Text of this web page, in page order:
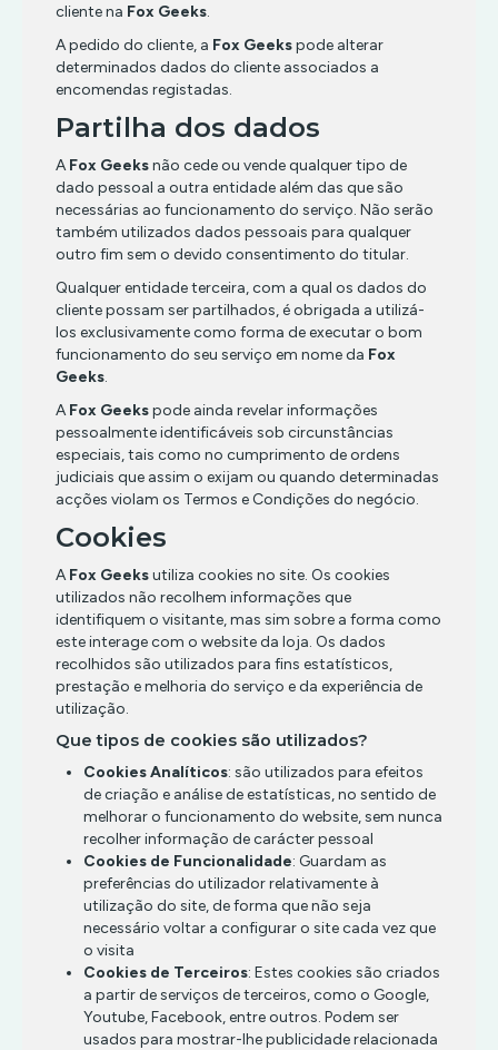
cliente na Fox Geeks.
A pedido do cliente, a Fox Geekspode alterar
determinados dados do cliente associados a
encomendas registadas.
Partilha dos dados
AFox Geeksnão cede ou vende qualquer tipo de
dado pessoal a outra entidade além das que são
necessárias ao funcionamento do serviço. Não serão
também utilizados dados pessoais para qualquer
outro fim sem o devido consentimento do titular.
Qualquer entidade terceira, com a qual os dados do
cliente possam ser partilhados, é obrigada a utilizá-
los exclusivamente como forma de executar o bom
funcionamento do seu serviço em nome da Fox
Geeks.
AFox Geekspode ainda revelar informações
pessoalmente identificáveis ​​sob circunstâncias
especiais, tais como no cumprimento de ordens
judiciais que assim o exijam ou quando determinadas
acções violam os Termos e Condições do negócio.
Cookies
AFox Geeksutiliza cookies no site. Os cookies
utilizados não recolhem informações que
identifiquem o visitante, mas sim sobre a forma como
este interage com o website da loja. Os dados
recolhidos são utilizados para fins estatísticos,
prestação e melhoria do serviço e da experiência de
utilização.
Que tipos de cookies são utilizados?
Cookies Analíticos: são utilizados para efeitos
de criação e análise de estatísticas, no sentido de
melhorar o funcionamento do website, sem nunca
recolher informação de carácter pessoal
Cookies de Funcionalidade: Guardam as
preferências do utilizador relativamente à
utilização do site, de forma que não seja
necessário voltar a configurar o site cada vez que
o visita
Cookies de Terceiros: Estes cookies são criados
a partir de serviços de terceiros, como o Google,
Youtube, Facebook, entre outros. Podem ser
usados para mostrar-lhe publicidade relacionada